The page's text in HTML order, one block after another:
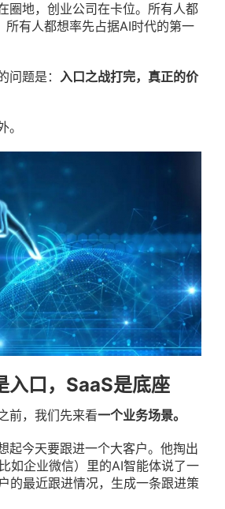
圈地，创业公司在卡位。所有人都
所有人都想率先占据AI时代的第一
问题是： 入口之战打完，真正的价
入口，SaaS是底座
前，我们先来看一个业务场景。
起今天要跟进一个大客户。他掏出
如企业微信）里的AI智能体说了一
的最近跟进情况，生成一条跟进策